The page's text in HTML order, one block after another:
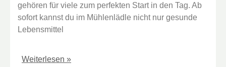
gehören für viele zum perfekten Start in den Tag. Ab
sofort kannst du im Mühlenlädle nicht nur gesunde
Lebensmittel
Weiterlesen »